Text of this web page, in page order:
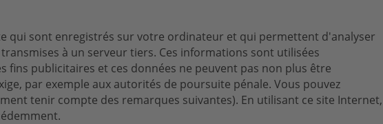
qui sont enregistrés sur votre ordinateur et qui permettent d'analyser
à un serveur tiers. Ces informations sont utilisées
publicitaires et ces données ne peuvent pas non plus être
par exemple aux autorités de poursuite pénale. Vous pouvez
tenir compte des remarques suivantes). En utilisant ce site Internet,